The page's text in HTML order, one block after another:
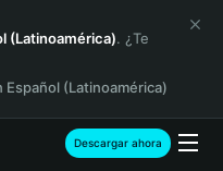
(Latinoamérica). ¿Te
Español (Latinoamérica)
Descargar ahora